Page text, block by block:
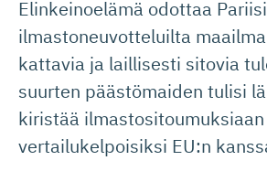
Elinkeinoelämä odottaa
ilmastoneuvotteluilta
kattavia ja laillisesti sitovia
suurten päästömaiden tulisi
kiristää ilmastositoumuksiaan
vertailukelpoisiksi EU:n